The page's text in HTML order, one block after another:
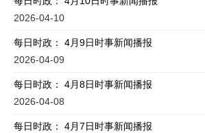
2026-04-10
每日时政： 4月9日时事新闻播报
2026-04-09
每日时政： 4月8日时事新闻播报
2026-04-08
每日时政： 4月7日时事新闻播报